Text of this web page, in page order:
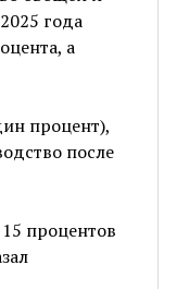
года
а
процент),
после
процентов